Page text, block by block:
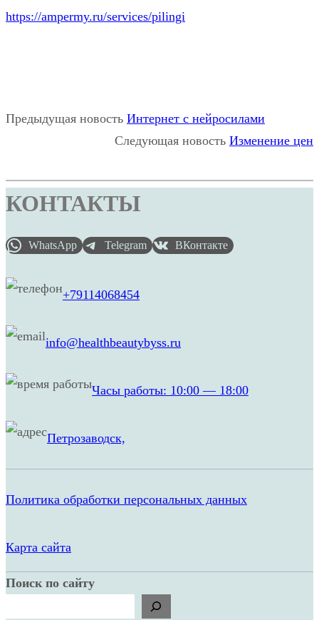
https://ampermy.ru/services/pilingi
Предыдущая новость Интернет с нейросилами
Следующая новость Изменение цен
КОНТАКТЫ
WhatsApp Telegram ВКонтакте
+79114068454
info@healthbeautybyss.ru
Часы работы: 10:00 — 18:00
Петрозаводск,
Политика обработки персональных данных
Карта сайта
Поиск по сайту